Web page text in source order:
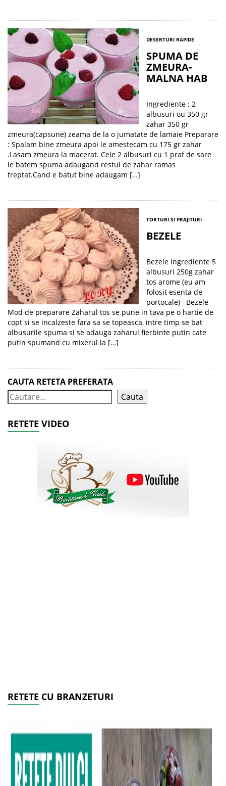
DESERTURI RAPIDE
SPUMA DE
ZMEURA-
MALNA HAB
Ingrediente : 2
albusuri ou 350 gr
zahar 350 gr
zmeura(capsune) zeama de la o jumatate de lamaie Preparare
: Spalam bine zmeura apoi le amestecam cu 175 gr zahar
.Lasam zmeura la macerat. Cele 2 albusuri cu 1 praf de sare
le batem spuma adaugand restul de zahar ramas
treptat.Cand e batut bine adaugam […]
TORTURI SI PRAJITURI
BEZELE
Bezele Ingrediente 5
albusuri 250g zahar
tos arome (eu am
folosit esenta de
portocale) Bezele
Mod de preparare Zaharul tos se pune in tava pe o hartie de
copt si se incalzeste fara sa se topeasca, intre timp se bat
albusurile spuma si se adauga zaharul fierbinte putin cate
putin spumand cu mixerul la […]
CAUTA RETETA PREFERATA
Cauta
RETETE VIDEO
RETETE CU BRANZETURI